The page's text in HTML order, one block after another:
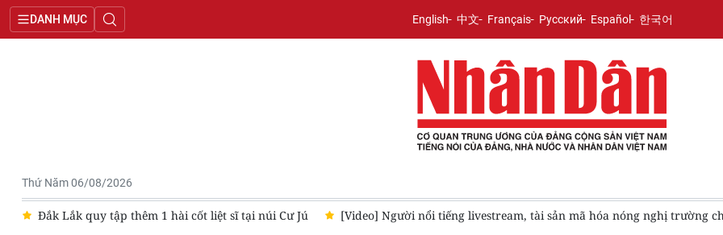
DANH MỤC English 中文 Français Русский Español 한국어
Thứ Năm 06/08/2026
núi Cư Jú [Video] Người nổi tiếng livestream, tài sản mã hóa nóng nghị trường chiều 6/8 [Video] Việt Nam - Thái Lan